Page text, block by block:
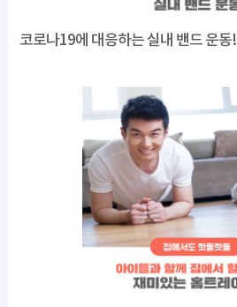
코로나19에 대응하는 실내 밴드 운동!